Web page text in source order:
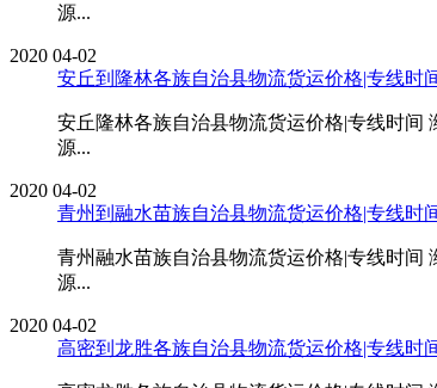
源...
2020 04-02
安丘到隆林各族自治县物流货运价格|专线时
安丘隆林各族自治县物流货运价格|专线时间
源...
2020 04-02
青州到融水苗族自治县物流货运价格|专线时
青州融水苗族自治县物流货运价格|专线时间
源...
2020 04-02
高密到龙胜各族自治县物流货运价格|专线时